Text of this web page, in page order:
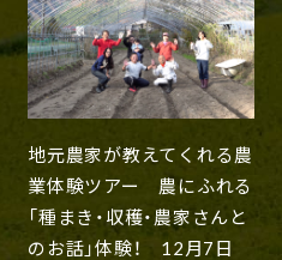
地元農家が教えてくれる農
業体験ツアー 農にふれる
「種まき・収穫・農家さんと
のお話」体験！ 12月7日